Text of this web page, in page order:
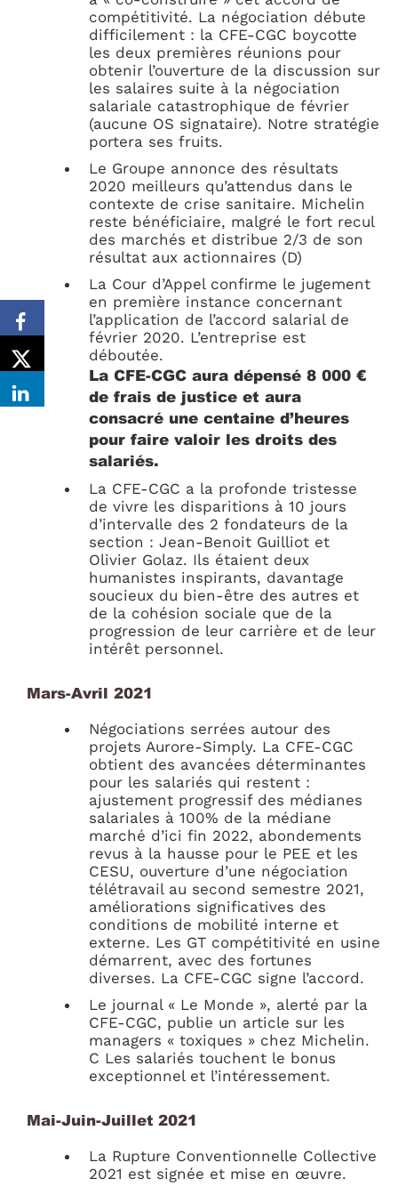
compétitivité. La négociation débute
difficilement : la CFE-CGC boycotte
les deux premières réunions pour
obtenir l’ouverture de la discussion sur
les salaires suite à la négociation
salariale catastrophique de février
(aucune OS signataire). Notre stratégie
portera ses fruits.
Le Groupe annonce des résultats
2020 meilleurs qu’attendus dans le
contexte de crise sanitaire. Michelin
reste bénéficiaire, malgré le fort recul
des marchés et distribue 2/3 de son
résultat aux actionnaires (D)
La Cour d’Appel confirme le jugement
en première instance concernant
l’application de l’accord salarial de
février 2020. L’entreprise est
déboutée.
La CFE-CGC aura dépensé 8 000 €
de frais de justice et aura
consacré une centaine d’heures
pour faire valoir les droits des
salariés.
La CFE-CGC a la profonde tristesse
de vivre les disparitions à 10 jours
d’intervalle des 2 fondateurs de la
section : Jean-Benoit Guilliot et
Olivier Golaz. Ils étaient deux
humanistes inspirants, davantage
soucieux du bien-être des autres et
de la cohésion sociale que de la
progression de leur carrière et de leur
intérêt personnel.
Mars-Avril 2021
Négociations serrées autour des
projets Aurore-Simply. La CFE-CGC
obtient des avancées déterminantes
pour les salariés qui restent :
ajustement progressif des médianes
salariales à 100% de la médiane
marché d’ici fin 2022, abondements
revus à la hausse pour le PEE et les
CESU, ouverture d’une négociation
télétravail au second semestre 2021,
améliorations significatives des
conditions de mobilité interne et
externe. Les GT compétitivité en usine
démarrent, avec des fortunes
diverses. La CFE-CGC signe l’accord.
Le journal « Le Monde », alerté par la
CFE-CGC, publie un article sur les
managers « toxiques » chez Michelin.
C Les salariés touchent le bonus
exceptionnel et l’intéressement.
Mai-Juin-Juillet 2021
La Rupture Conventionnelle Collective
2021 est signée et mise en œuvre.